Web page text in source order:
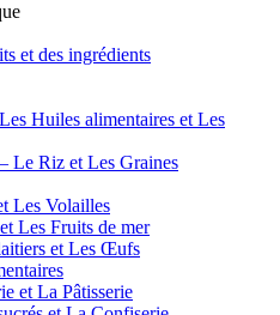
et des ingrédients
Huiles alimentaires et Les
Le Riz et Les Graines
Les Volailles
Les Fruits de mer
et Les Œufs
et La Pâtisserie